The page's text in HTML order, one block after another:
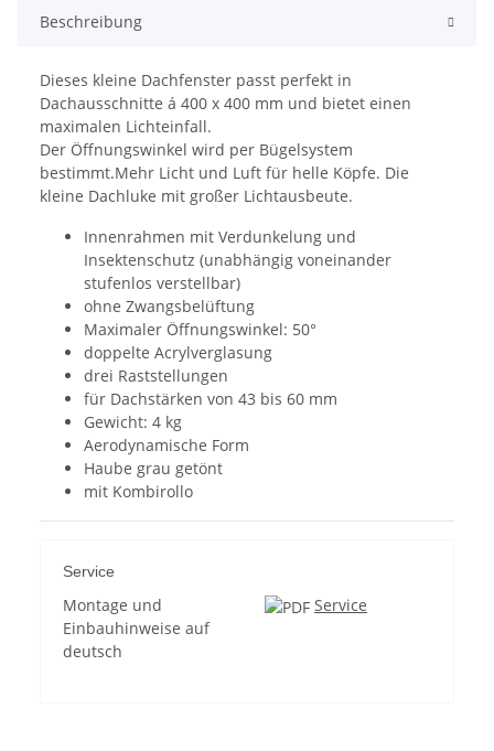
Beschreibung
Dieses kleine Dachfenster passt perfekt in
Dachausschnitte á 400 x 400 mm und bietet einen
maximalen Lichteinfall.
Der Öffnungswinkel wird per Bügelsystem
bestimmt.Mehr Licht und Luft für helle Köpfe. Die
kleine Dachluke mit großer Lichtausbeute.
Innenrahmen mit Verdunkelung und
Insektenschutz (unabhängig voneinander
stufenlos verstellbar)
ohne Zwangsbelüftung
Maximaler Öffnungswinkel: 50°
doppelte Acrylverglasung
drei Raststellungen
für Dachstärken von 43 bis 60 mm
Gewicht: 4 kg
Aerodynamische Form
Haube grau getönt
mit Kombirollo
Service
Montage und
Einbauhinweise auf
deutsch
Service